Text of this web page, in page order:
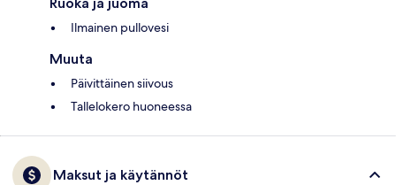
Ilmainen pullovesi
Muuta
Päivittäinen siivous
Tallelokero huoneessa
Maksut ja käytännöt